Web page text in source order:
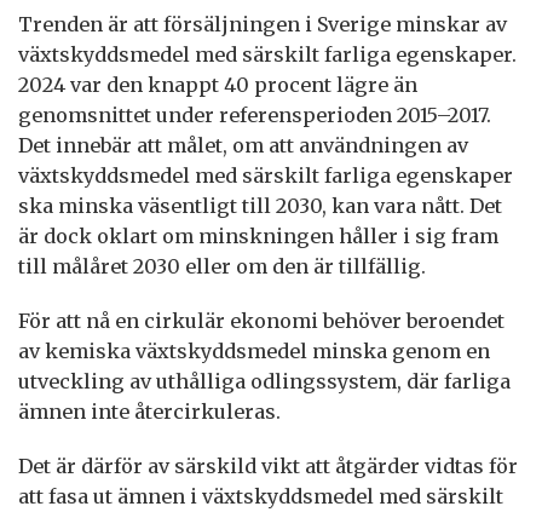
Trenden är att försäljningen i Sverige minskar av
växtskyddsmedel med särskilt farliga egenskaper.
2024 var den knappt 40 procent lägre än
genomsnittet under referensperioden 2015–2017.
Det innebär att målet, om att användningen av
växtskyddsmedel med särskilt farliga egenskaper
ska minska väsentligt till 2030, kan vara nått. Det
är dock oklart om minskningen håller i sig fram
till målåret 2030 eller om den är tillfällig.
För att nå en cirkulär ekonomi behöver beroendet
av kemiska växtskyddsmedel minska genom en
utveckling av uthålliga odlingssystem, där farliga
ämnen inte återcirkuleras.
Det är därför av särskild vikt att åtgärder vidtas för
att fasa ut ämnen i växtskyddsmedel med särskilt